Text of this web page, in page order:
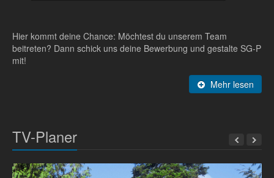
Hier kommt deine Chance: Möchtest du unserem Team
beitreten? Dann schick uns deine Bewerbung und gestalte SG-P
mit!
Mehr lesen
TV-Planer